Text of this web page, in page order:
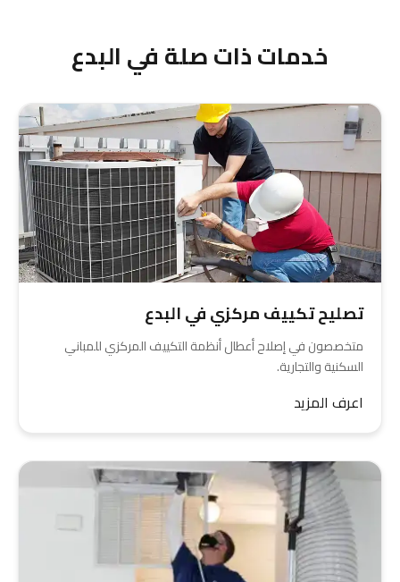
خدمات ذات صلة في البدع
تصليح تكييف مركزي في البدع
متخصصون في إصلاح أعطال أنظمة التكييف المركزي للمباني
السكنية والتجارية.
اعرف المزيد